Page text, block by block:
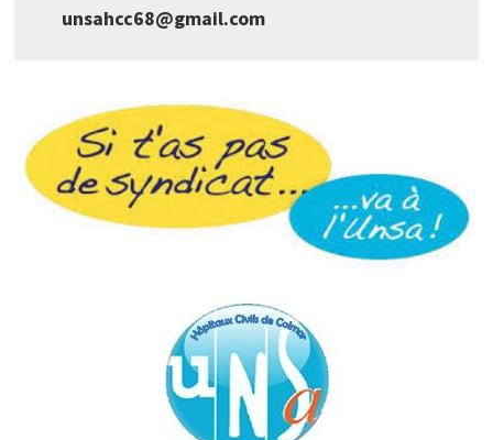
unsahcc68@gmail.com